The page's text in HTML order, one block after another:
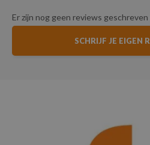
Er zijn nog geen reviews
SCHRIJF JE EIGEN